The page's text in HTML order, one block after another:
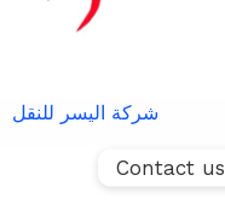
شركة اليسر للنقل
Contact us